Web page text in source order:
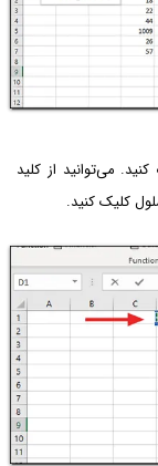
می‌توانید از کلید